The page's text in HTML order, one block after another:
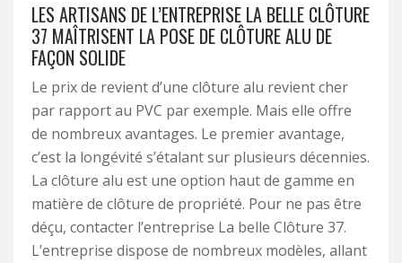
LES ARTISANS DE L’ENTREPRISE LA BELLE CLÔTURE
37 MAÎTRISENT LA POSE DE CLÔTURE ALU DE
FAÇON SOLIDE
Le prix de revient d’une clôture alu revient cher
par rapport au PVC par exemple. Mais elle offre
de nombreux avantages. Le premier avantage,
c’est la longévité s’étalant sur plusieurs décennies.
La clôture alu est une option haut de gamme en
matière de clôture de propriété. Pour ne pas être
déçu, contacter l’entreprise La belle Clôture 37.
L’entreprise dispose de nombreux modèles, allant